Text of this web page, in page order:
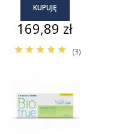
KUPUJĘ
Cena
169,89 zł
(3)